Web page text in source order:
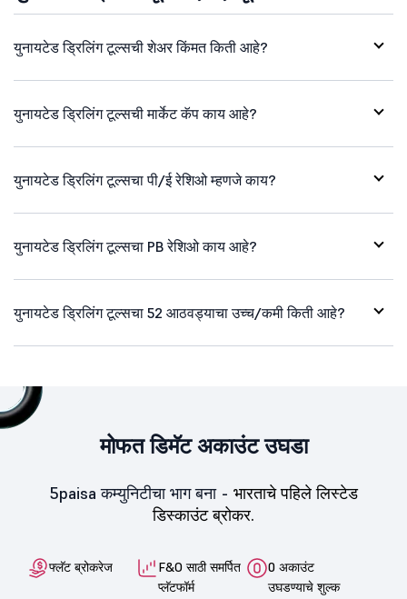
युनायटेड ड्रिलिंग टूल्सची शेअर किंमत किती आहे?
युनायटेड ड्रिलिंग टूल्सची मार्केट कॅप काय आहे?
युनायटेड ड्रिलिंग टूल्सचा पी/ई रेशिओ म्हणजे काय?
युनायटेड ड्रिलिंग टूल्सचा PB रेशिओ काय आहे?
युनायटेड ड्रिलिंग टूल्सचा 52 आठवड्याचा उच्च/कमी किती आहे?
मोफत डिमॅट अकाउंट उघडा
5paisa कम्युनिटीचा भाग बना - भारताचे पहिले लिस्टेड
डिस्काउंट ब्रोकर.
फ्लॅट ब्रोकरेज
F&O साठी समर्पित
प्लॅटफॉर्म
0 अकाउंट
उघडण्याचे शुल्क